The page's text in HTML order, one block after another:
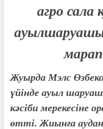
агро сала
Жуырда Мэлс
үйінде ауыл
кәсіби
өтті. Жиынға